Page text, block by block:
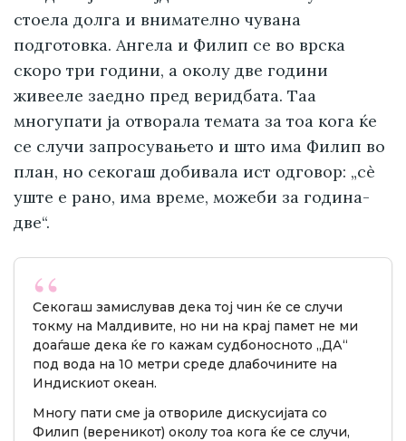
стоела долга и внимателно чувана
подготовка. Ангела и Филип се во врска
скоро три години, а околу две години
живееле заедно пред веридбата. Таа
многупати ја отворала темата за тоа кога ќе
се случи запросувањето и што има Филип во
план, но секогаш добивала ист одговор: „сè
уште е рано, има време, можеби за година-
две“.
Секогаш замислував дека тој чин ќе се случи
токму на Малдивите, но ни на крај памет не ми
доаѓаше дека ќе го кажам судбоносното „ДА“
под вода на 10 метри среде длабочините на
Индискиот океан.
Многу пати сме ја отвориле дискусијата со
Филип (вереникот) околу тоа кога ќе се случи,